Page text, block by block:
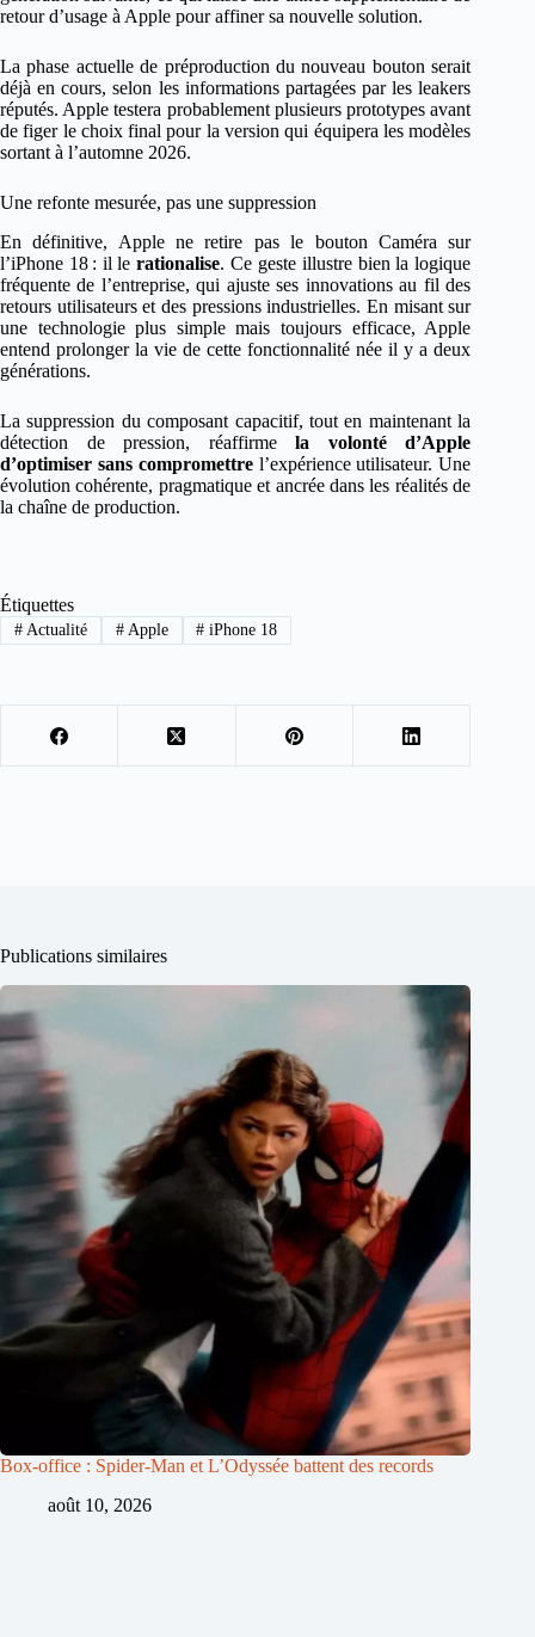
retour d’usage à Apple pour affiner sa nouvelle solution.
La phase actuelle de préproduction du nouveau bouton serait
déjà en cours, selon les informations partagées par les leakers
réputés. Apple testera probablement plusieurs prototypes avant
de figer le choix final pour la version qui équipera les modèles
sortant à l’automne 2026.
Une refonte mesurée, pas une suppression
En définitive, Apple ne retire pas le bouton Caméra sur
l’iPhone 18 : il lerationalise. Ce geste illustre bien la logique
fréquente de l’entreprise, qui ajuste ses innovations au fil des
retours utilisateurs et des pressions industrielles. En misant sur
une technologie plus simple mais toujours efficace, Apple
entend prolonger la vie de cette fonctionnalité née il y a deux
générations.
La suppression du composant capacitif, tout en maintenant la
détection de pression, réaffirmela volonté d’Apple
d’optimiser sans compromettrel’expérience utilisateur. Une
évolution cohérente, pragmatique et ancrée dans les réalités de
la chaîne de production.
Étiquettes
#Actualité #Apple # iPhone 18
Publications similaires
Box-office : Spider-Man et L’Odyssée battent des records
août 10, 2026